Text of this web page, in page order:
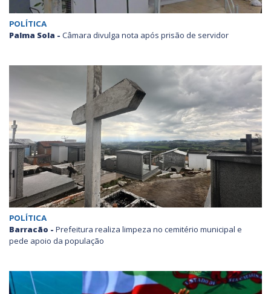
POLÍTICA
Palma Sola - Câmara divulga nota após prisão de servidor
POLÍTICA
Barracão - Prefeitura realiza limpeza no cemitério municipal e
pede apoio da população